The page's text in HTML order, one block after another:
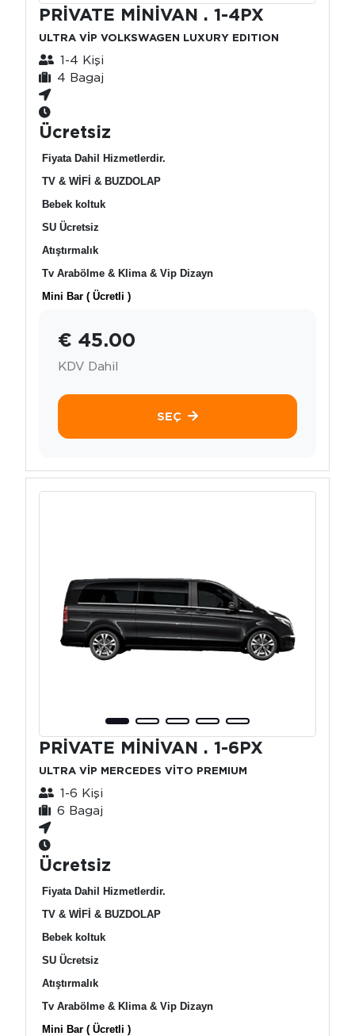
PRİVATE MİNİVAN . 1-4PX
ULTRA VİP VOLKSWAGEN LUXURY EDITION
1-4 Kişi
4 Bagaj
Ücretsiz
Fiyata Dahil Hizmetlerdir.
TV & WİFİ & BUZDOLAP
Bebek koltuk
SU Ücretsiz
Atıştırmalık
Tv Arabölme & Klima & Vip Dizayn
Mini Bar ( Ücretli )
€ 45.00
KDV Dahil
SEÇ
PRİVATE MİNİVAN . 1-6PX
ULTRA VİP MERCEDES VİTO PREMIUM
1-6 Kişi
6 Bagaj
Ücretsiz
Fiyata Dahil Hizmetlerdir.
TV & WİFİ & BUZDOLAP
Bebek koltuk
SU Ücretsiz
Atıştırmalık
Tv Arabölme & Klima & Vip Dizayn
Mini Bar ( Ücretli )